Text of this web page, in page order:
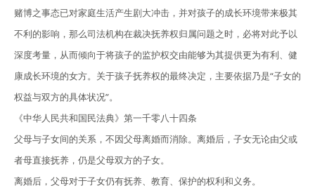
赌博之事态已对家庭生活产生剧大冲击，并对孩子的成长环境带来极其
不利的影响，那么司法机构在裁决抚养权归属问题之时，必将对此予以
深度考量，从而倾向于将孩子的监护权交由能够为其提供更为有利、健
康成长环境的女方。关于孩子抚养权的最终决定，主要依据乃是“子女的
权益与双方的具体状况”。
《中华人民共和国民法典》第一千零八十四条
父母与子女间的关系，不因父母离婚而消除。离婚后，子女无论由父或
者母直接抚养，仍是父母双方的子女。
离婚后，父母对于子女仍有抚养、教育、保护的权利和义务。